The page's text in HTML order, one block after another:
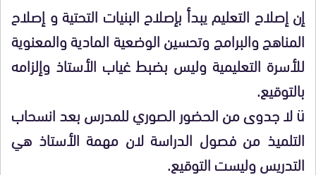
إن إصلاح التعليم يبدأ بإصلاح البنيات التحتية و إصلاح
المناهج والبرامج وتحسين الوضعية المادية والمعنوية
للأسرة التعليمية وليس بضبط غياب الأستاذ وإلزامه
بالتوقيع.
ü لا جدوى من الحضور الصوري للمدرس بعد انسحاب
التلميذ من فصول الدراسة لان مهمة الأستاذ هي
التدريس وليست التوقيع.